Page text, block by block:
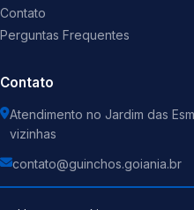
Contato
Perguntas Frequentes
Contato
Atendimento no Jardim das
vizinhas
contato@guinchos.goiania.br